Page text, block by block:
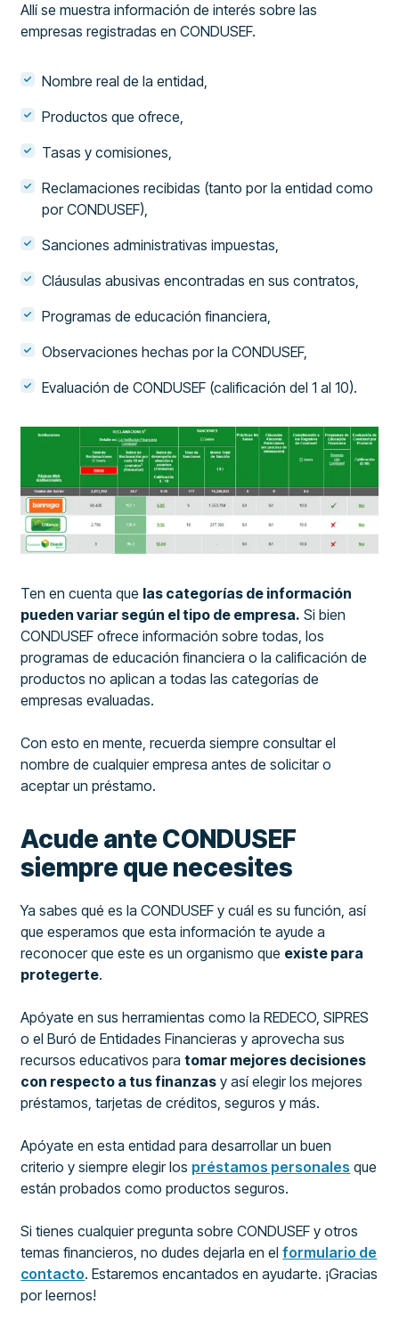
Allí se muestra información de interés sobre las
empresas registradas en CONDUSEF.
Nombre real de la entidad,
Productos que ofrece,
Tasas y comisiones,
Reclamaciones recibidas (tanto por la entidad como
por CONDUSEF),
Sanciones administrativas impuestas,
Cláusulas abusivas encontradas en sus contratos,
Programas de educación financiera,
Observaciones hechas por la CONDUSEF,
Evaluación de CONDUSEF (calificación del 1 al 10).
Ten en cuenta que las categorías de información
pueden variar según el tipo de empresa. Si bien
CONDUSEF ofrece información sobre todas, los
programas de educación financiera o la calificación de
productos no aplican a todas las categorías de
empresas evaluadas.
Con esto en mente, recuerda siempre consultar el
nombre de cualquier empresa antes de solicitar o
aceptar un préstamo.
Acude ante CONDUSEF
siempre que necesites
Ya sabes qué es la CONDUSEF y cuál es su función, así
que esperamos que esta información te ayude a
reconocer que este es un organismo que existe para
protegerte.
Apóyate en sus herramientas como la REDECO, SIPRES
o el Buró de Entidades Financieras y aprovecha sus
recursos educativos paratomar mejores decisiones
con respecto a tus finanzas y así elegir los mejores
préstamos, tarjetas de créditos, seguros y más.
Apóyate en esta entidad para desarrollar un buen
criterio y siempre elegir los préstamos personales que
están probados como productos seguros.
Si tienes cualquier pregunta sobre CONDUSEF y otros
temas financieros, no dudes dejarla en elformulario de
contacto. Estaremos encantados en ayudarte. ¡Gracias
por leernos!